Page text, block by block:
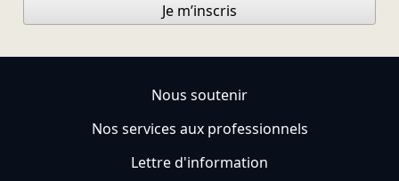
Je m’inscris
Nous soutenir
Nos services aux professionnels
Lettre d'information